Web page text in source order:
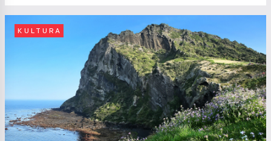
KULTURA